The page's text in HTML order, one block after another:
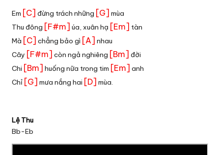
Em [C] đừng trách những [G] mùa
Thu đông [F#m] úa, xuân hạ [Em] tàn
Mà [C] chẳng bảo gì [A] nhau
Cây [F#m] còn ngả nghiêng [Bm] đời
Chi [Bm] huống nữa trong tim [Em] anh
Chỉ [G] mưa nắng hai [D] mùa.
Lệ Thu
Bb-Eb